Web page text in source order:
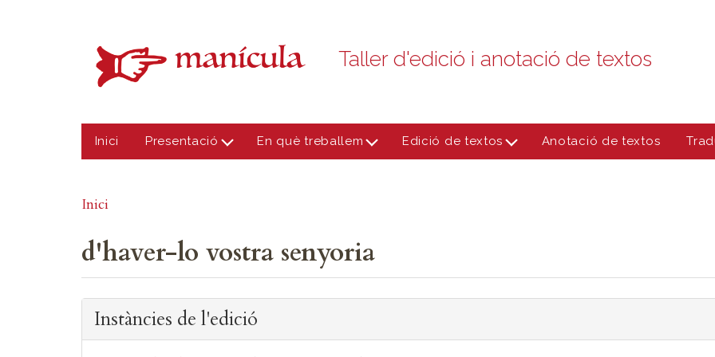
Taller d'edició i anotació de textos
Inici Presentació En què treballem Edició de textos Anotació de textos
Inici
d'haver-lo vostra senyoria
Instàncies de l'edició